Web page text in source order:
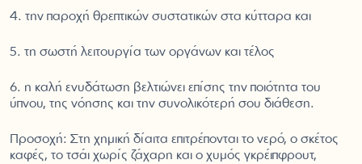
4. την παροχή θρεπτικών συστατικών στα κύτταρα και
5. τη σωστή λειτουργία των οργάνων και τέλος
6. η καλή ενυδάτωση βελτιώνει επίσης την ποιότητα του
ύπνου, της νόησης και την συνολικότερή σου διάθεση.
Προσοχή: Στη χημική δίαιτα επιτρέπονται το νερό, ο σκέτος
καφές, το τσάι χωρίς ζάχαρη και ο χυμός γκρέιπφρουτ,